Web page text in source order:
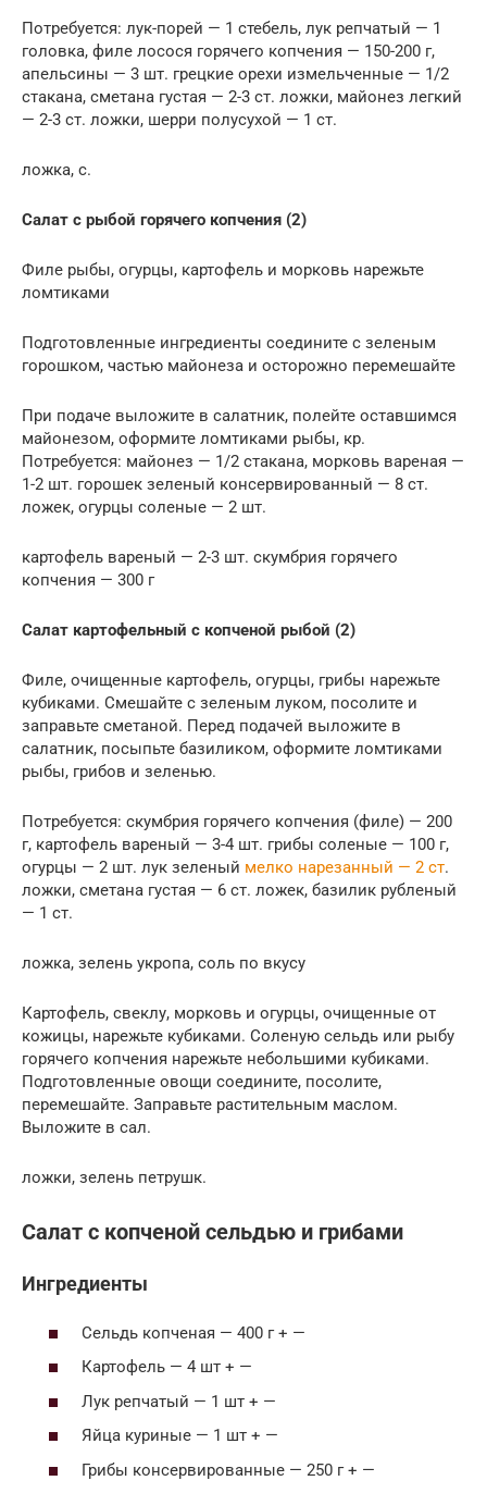
Потребуется: лук-порей — 1 стебель, лук репчатый — 1
головка, филе лосося горячего копчения — 150-200 г,
апельсины — 3 шт. грецкие орехи измельченные — 1/2
стакана, сметана густая — 2-3 ст. ложки, майонез легкий
— 2-3 ст. ложки, шерри полусухой — 1 ст.
ложка, с.
Салат с рыбой горячего копчения (2)
Филе рыбы, огурцы, картофель и морковь нарежьте
ломтиками
Подготовленные ингредиенты соедините с зеленым
горошком, частью майонеза и осторожно перемешайте
При подаче выложите в салатник, полейте оставшимся
майонезом, оформите ломтиками рыбы, кр.
Потребуется: майонез — 1/2 стакана, морковь вареная —
1-2 шт. горошек зеленый консервированный — 8 ст.
ложек, огурцы соленые — 2 шт.
картофель вареный — 2-3 шт. скумбрия горячего
копчения — 300 г
Салат картофельный с копченой рыбой (2)
Филе, очищенные картофель, огурцы, грибы нарежьте
кубиками. Смешайте с зеленым луком, посолите и
заправьте сметаной. Перед подачей выложите в
салатник, посыпьте базиликом, оформите ломтиками
рыбы, грибов и зеленью.
Потребуется: скумбрия горячего копчения (филе) — 200
г, картофель вареный — 3-4 шт. грибы соленые — 100 г,
огурцы — 2 шт. лук зеленый мелко нарезанный — 2 ст.
ложки, сметана густая — 6 ст. ложек, базилик рубленый
— 1 ст.
ложка, зелень укропа, соль по вкусу
Картофель, свеклу, морковь и огурцы, очищенные от
кожицы, нарежьте кубиками. Соленую сельдь или рыбу
горячего копчения нарежьте небольшими кубиками.
Подготовленные овощи соедините, посолите,
перемешайте. Заправьте растительным маслом.
Выложите в сал.
ложки, зелень петрушк.
Салат с копченой сельдью и грибами
Ингредиенты
Сельдь копченая — 400 г + —
Картофель — 4 шт + —
Лук репчатый — 1 шт + —
Яйца куриные — 1 шт + —
Грибы консервированные — 250 г + —